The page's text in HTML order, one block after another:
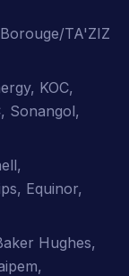
TA'ZIZ
KOC,
Sonangol,
Equinor,
Hughes,